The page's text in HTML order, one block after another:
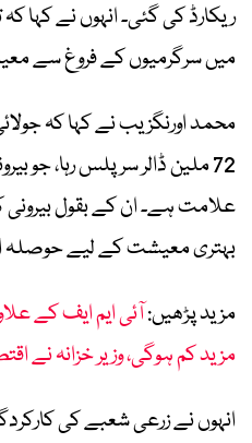
ریکارڈ کی گئی۔ انہوں نے کہا کہ
میں سرگرمیوں کے فروغ سے
محمد اورنگزیب نے کہا کہ
72 ملین ڈالر سرپلس رہا، جو
علامت ہے۔ ان کے بقول
بہتری معیشت کے لیے حوصلہ
مزید پڑھیں:آئی ایم ایف کے
مزید کم ہوگی، وزیر خزانہ نے
انہوں نے زرعی شعبے کی